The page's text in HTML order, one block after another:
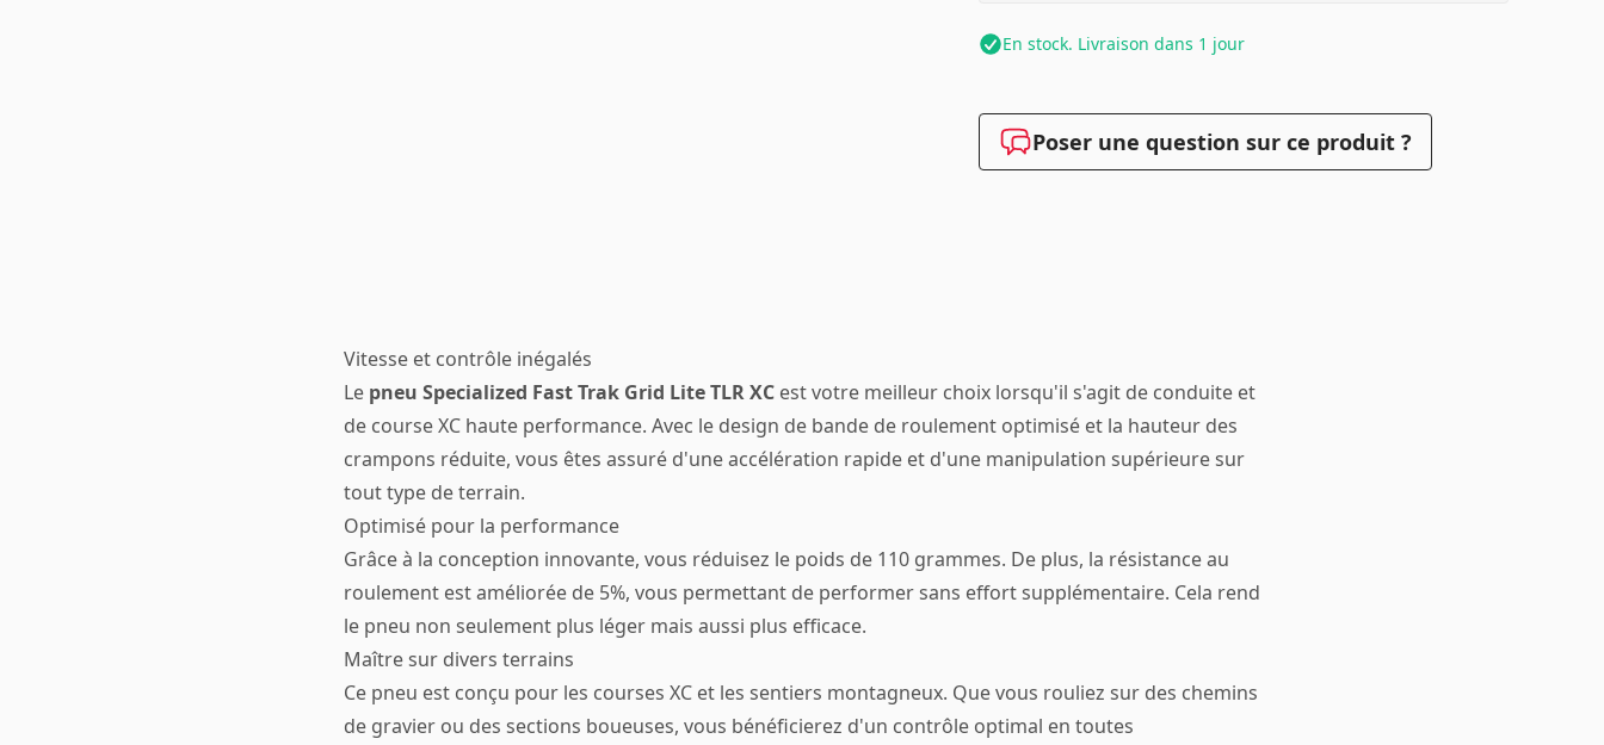
En stock. Livraison dans 1 jour
Poser une question sur ce produit ?
Vitesse et contrôle inégalés
Le pneu Specialized Fast Trak Grid Lite TLR XC est votre meilleur choix lorsqu'il s'agit de conduite et
de course XC haute performance. Avec le design de bande de roulement optimisé et la hauteur des
crampons réduite, vous êtes assuré d'une accélération rapide et d'une manipulation supérieure sur
tout type de terrain.
Optimisé pour la performance
Grâce à la conception innovante, vous réduisez le poids de 110 grammes. De plus, la résistance au
roulement est améliorée de 5%, vous permettant de performer sans effort supplémentaire. Cela rend
le pneu non seulement plus léger mais aussi plus efficace.
Maître sur divers terrains
Ce pneu est conçu pour les courses XC et les sentiers montagneux. Que vous rouliez sur des chemins
de gravier ou des sections boueuses, vous bénéficierez d'un contrôle optimal en toutes